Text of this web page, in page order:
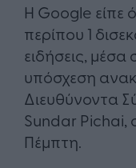
Η Google είπε
περίπου 1
ειδήσεις,
υπόσχεση
Διευθύνοντα
Sundar Pichai,
Πέμπτη.